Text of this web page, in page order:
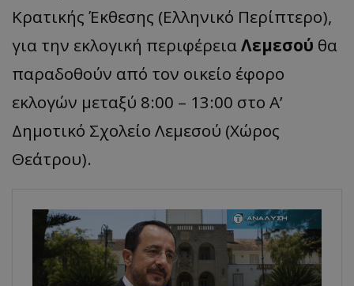
Κρατικής Έκθεσης (Ελληνικό Περίπτερο),
για την εκλογική περιφέρειαΛεμεσού θα
παραδοθούν από τον οικείο έφορο
εκλογών μεταξύ 8:00 – 13:00 στο Α’
Δημοτικό Σχολείο Λεμεσού (Χώρος
Θεάτρου).